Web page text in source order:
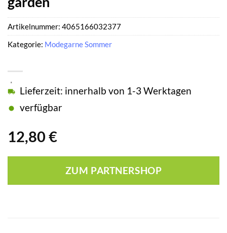
12,80 €
Lieferzeit: innerhalb von 1-3 Werktagen
verfügbar
ZUM PARTNERSHOP
Artikelnummer: 4065166032377
Kategorie: Modegarne Sommer